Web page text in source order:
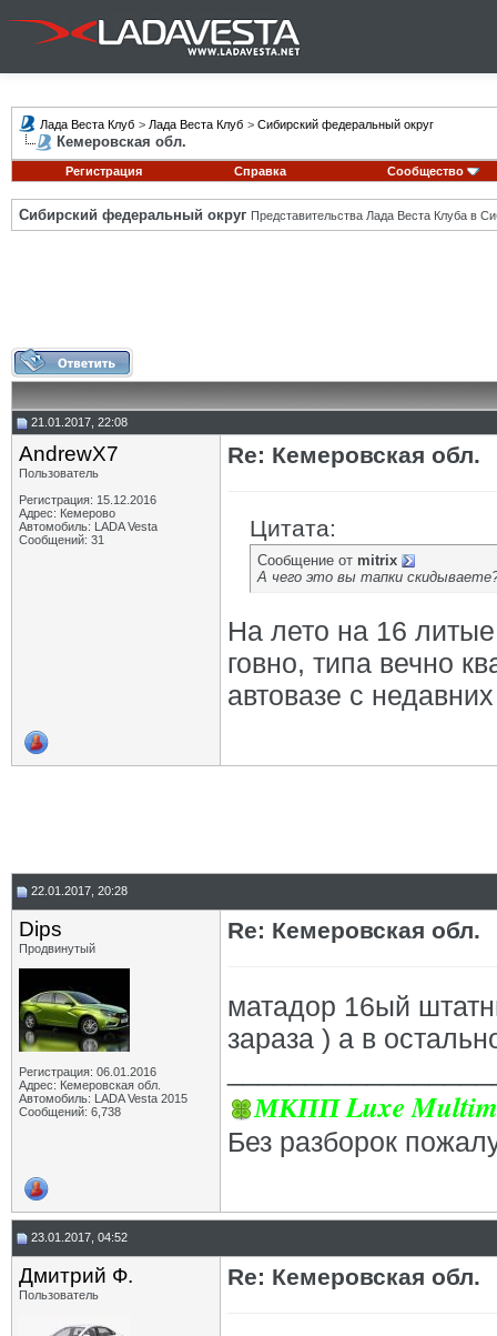
Лада Веста Клуб > Лада Веста Клуб > Сибирский федеральный округ
Кемеровская обл.
Регистрация Справка Сообщество
Сибирский федеральный округ Представительства Лада Веста Клуба в
21.01.2017, 22:08
AndrewX7
Пользователь
Регистрация: 15.12.2016
Адрес: Кемерово
Автомобиль: LADA Vesta
Сообщений: 31
Re: Кемеровская обл.
Цитата:
Сообщение от mitrix
А чего это вы тапки
На лето на 16
говно, типа вечно
автовазе с
22.01.2017, 20:28
Dips
Продвинутый
Регистрация: 06.01.2016
Адрес: Кемеровская обл.
Автомобиль: LADA Vesta 2015
Сообщений: 6,738
Re: Кемеровская обл.
матадор 16ый
зараза ) а в
МКПП Luxe
Без разборок
23.01.2017, 04:52
Дмитрий Ф.
Пользователь
Re: Кемеровская обл.